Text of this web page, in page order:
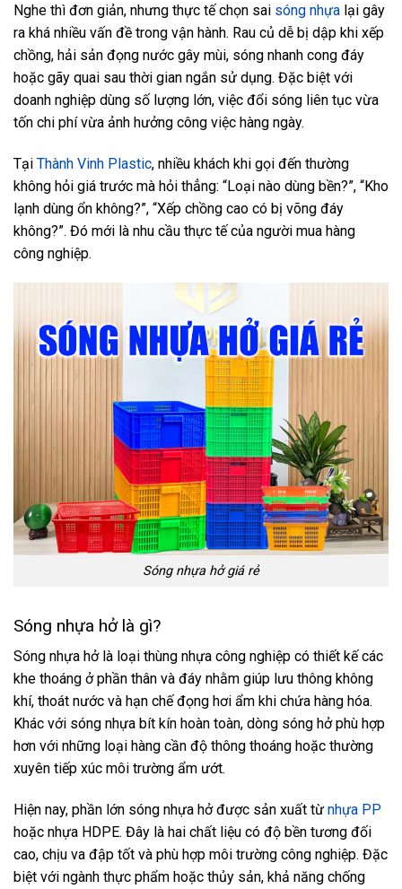
Nghe thì đơn giản, nhưng thực tế chọn sai sóng nhựa lại gây
ra khá nhiều vấn đề trong vận hành. Rau củ dễ bị dập khi xếp
chồng, hải sản đọng nước gây mùi, sóng nhanh cong đáy
hoặc gãy quai sau thời gian ngắn sử dụng. Đặc biệt với
doanh nghiệp dùng số lượng lớn, việc đổi sóng liên tục vừa
tốn chi phí vừa ảnh hưởng công việc hàng ngày.
Tại Thành Vinh Plastic, nhiều khách khi gọi đến thường
không hỏi giá trước mà hỏi thẳng: “Loại nào dùng bền?”, “Kho
lạnh dùng ổn không?”, “Xếp chồng cao có bị võng đáy
không?”. Đó mới là nhu cầu thực tế của người mua hàng
công nghiệp.
Sóng nhựa hở giá rẻ
Sóng nhựa hở là gì?
Sóng nhựa hở là loại thùng nhựa công nghiệp có thiết kế các
khe thoáng ở phần thân và đáy nhằm giúp lưu thông không
khí, thoát nước và hạn chế đọng hơi ẩm khi chứa hàng hóa.
Khác với sóng nhựa bít kín hoàn toàn, dòng sóng hở phù hợp
hơn với những loại hàng cần độ thông thoáng hoặc thường
xuyên tiếp xúc môi trường ẩm ướt.
Hiện nay, phần lớn sóng nhựa hở được sản xuất từ nhựa PP
hoặc nhựa HDPE. Đây là hai chất liệu có độ bền tương đối
cao, chịu va đập tốt và phù hợp môi trường công nghiệp. Đặc
biệt với ngành thực phẩm hoặc thủy sản, khả năng chống